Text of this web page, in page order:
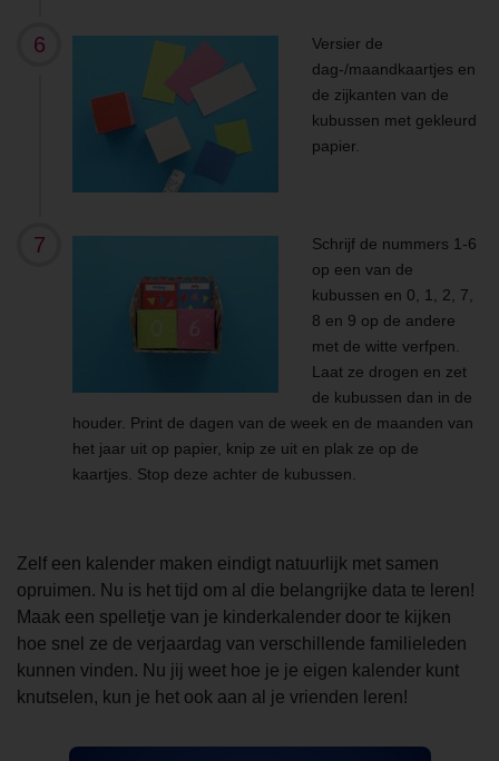
Versier de
dag-/maandkaartjes en
de zijkanten van de
kubussen met gekleurd
papier.
Schrijf de nummers 1-6
op een van de
kubussen en 0, 1, 2, 7,
8 en 9 op de andere
met de witte verfpen.
Laat ze drogen en zet
de kubussen dan in de
houder. Print de dagen van de week en de maanden van
het jaar uit op papier, knip ze uit en plak ze op de
kaartjes. Stop deze achter de kubussen.
Zelf een kalender maken eindigt natuurlijk met samen
opruimen. Nu is het tijd om al die belangrijke data te leren!
Maak een spelletje van je kinderkalender door te kijken
hoe snel ze de verjaardag van verschillende familieleden
kunnen vinden. Nu jij weet hoe je je eigen kalender kunt
knutselen, kun je het ook aan al je vrienden leren!